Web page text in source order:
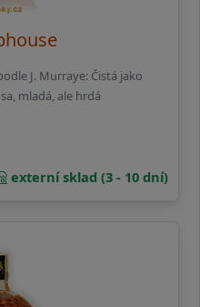
J. Murraye: Čistá jako
mladá, ale hrdá
externí sklad (3 - 10 dní)